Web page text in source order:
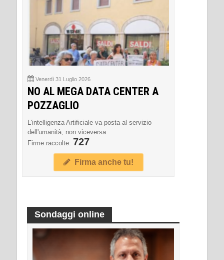
Venerdì 31 Luglio 2026
NO AL MEGA DATA CENTER A
POZZAGLIO
L'intelligenza Artificiale va posta al servizio
dell'umanità, non viceversa.
Firme raccolte: 727
Firma anche tu!
Sondaggi online